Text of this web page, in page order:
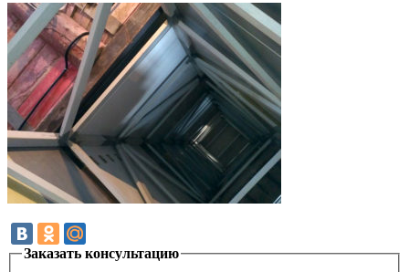
Заказать консультацию